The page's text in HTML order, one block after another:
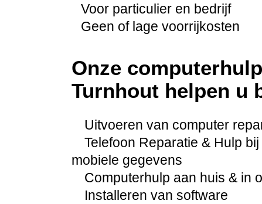
Voor particulier en bedrijf
Geen of lage voorrijkosten
Onze
Turnhout helpen u
Uitvoeren van computer
Telefoon Reparatie & Hulp
mobiele gegevens
Computerhulp aan huis & in
Installeren van software